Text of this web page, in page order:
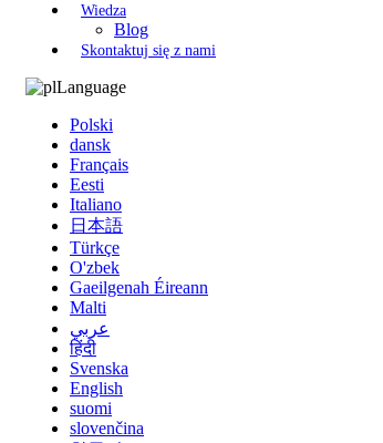
Wiedza
Blog
Skontaktuj się z nami
Language
Polski
dansk
Français
Eesti
Italiano
日本語
Türkçe
O'zbek
Gaeilgenah Éireann
Malti
عربي
हिंदी
Svenska
English
suomi
slovenčina